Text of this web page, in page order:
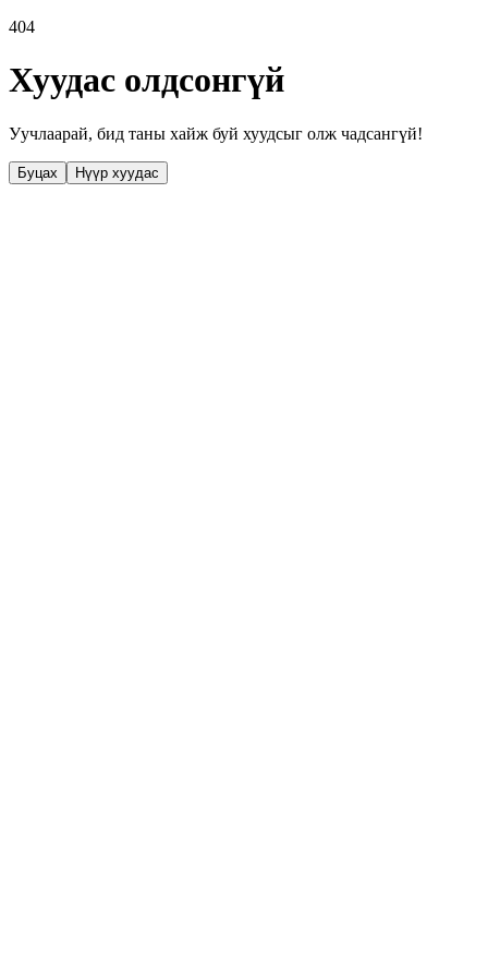
404
Хуудас олдсонгүй
Уучлаарай, бид таны хайж буй хуудсыг олж чадсангүй!
Буцах Нүүр хуудас